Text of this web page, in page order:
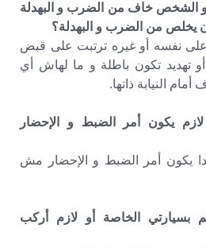
الشخص خاف من الضرب و البهدلة
يخلص من الضرب و البهدلة؟
على نفسه أو غيره ترتبت على قبض
تكون باطلة و ما لهاش أي
النيابة ذاتها.
يكون أمر الضبط و الإحضار
يكون أمر الضبط و الإحضار مش
الخاصة أو لازم أركب